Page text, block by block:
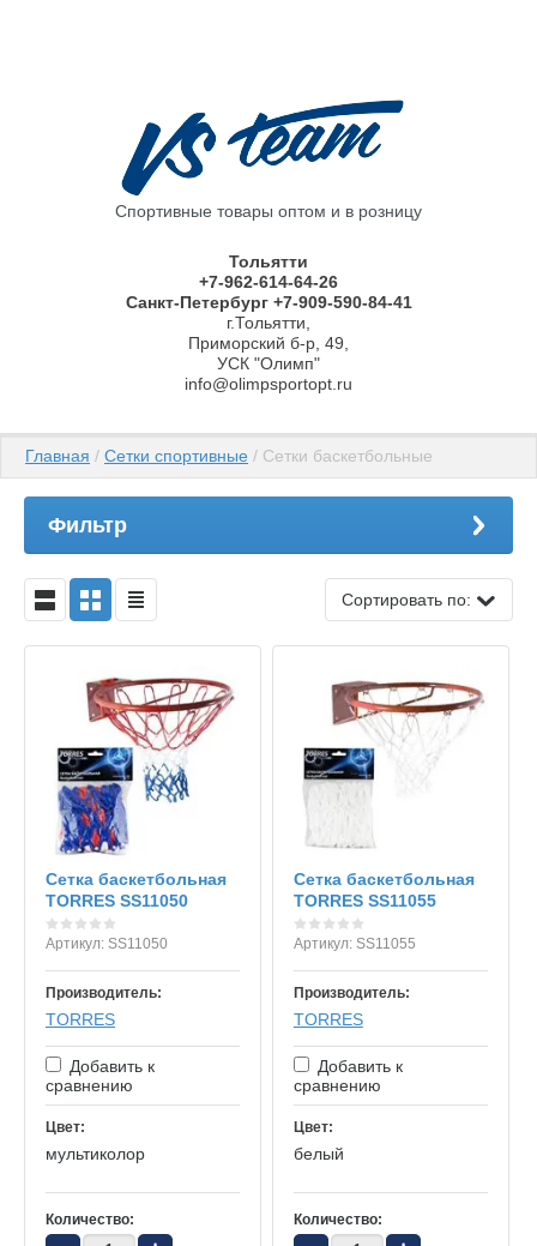
Спортивные товары оптом и в розницу
Тольятти
+7-962-614-64-26
Санкт-Петербург +7-909-590-84-41
г.Тольятти,
Приморский б-р, 49,
УСК "Олимп"
info@olimpsportopt.ru
Главная / Сетки спортивные / Сетки баскетбольные
Фильтр
Сортировать по:
Сетка баскетбольная
TORRES SS11050
Артикул: SS11050
Производитель:
TORRES
Добавить к
сравнению
Цвет:
мультиколор
Количество:
Сетка баскетбольная
TORRES SS11055
Артикул:SS11055
Производитель:
TORRES
Добавить к
сравнению
Цвет:
белый
Количество: